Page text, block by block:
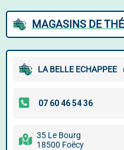
MAGASINS DE
LA BELLE ECHAPPEE
35 Le Bourg
18500 Foëcy